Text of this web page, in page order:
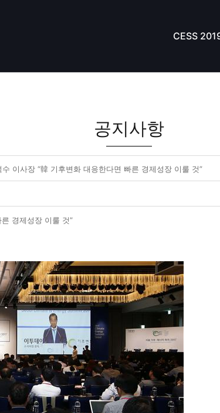
CESS
공지사항
이사장 “韓 기후변화 대응한다면 빠른 경제성장 이룰 것”
경제성장 이룰 것”